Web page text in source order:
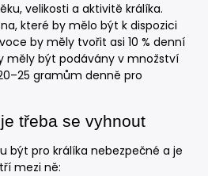
velikosti a aktivitě králíka.
které by mělo být k dispozici
by měly tvořit asi 10 % denní
měly být podávány v množství
gramům denně pro
třeba se vyhnout
být pro králíka nebezpečné a je
mezi ně: